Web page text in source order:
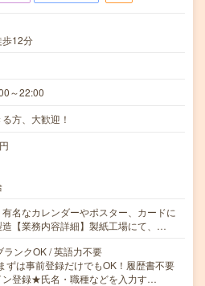
歩12分
～22:00
方、大歓迎！
有名なカレンダーやポスター、カードに
造【業務内容詳細】製紙工場にて、…
ランクOK / 英語力不要
は事前登録だけでもOK！履歴書不要
ン登録★氏名・職種などを入力す…